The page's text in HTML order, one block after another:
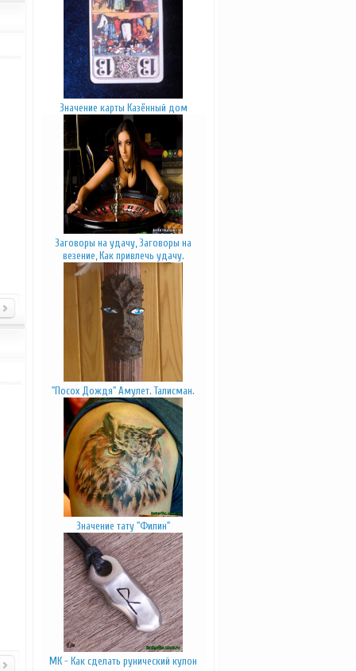
Значение карты Казённый дом
Заговоры на удачу, Заговоры на
везение, Как привлечь удачу.
"Посох Дождя" Амулет. Талисман.
Значение тату "Филин"
МК - Как сделать рунический кулон